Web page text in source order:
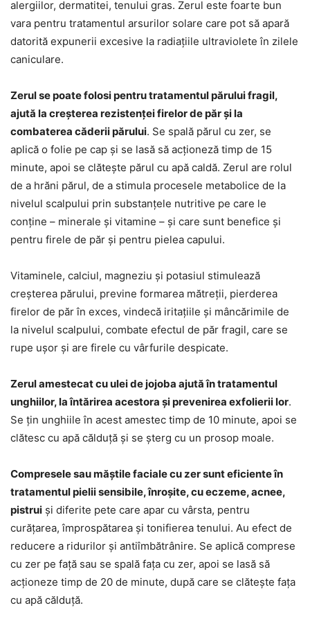
alergiilor, dermatitei, tenului gras. Zerul este foarte bun
vara pentru tratamentul arsurilor solare care pot să apară
datorită expunerii excesive la radiațiile ultraviolete în zilele
caniculare.
Zerul se poate folosi pentru tratamentul părului fragil,
ajută la creșterea rezistenței firelor de păr și la
combaterea căderii părului. Se spală părul cu zer, se
aplică o folie pe cap și se lasă să acționeză timp de 15
minute, apoi se clătește părul cu apă caldă. Zerul are rolul
de a hrăni părul, de a stimula procesele metabolice de la
nivelul scalpului prin substanțele nutritive pe care le
conține – minerale și vitamine – și care sunt benefice și
pentru firele de păr și pentru pielea capului.
Vitaminele, calciul, magneziu și potasiul stimulează
creșterea părului, previne formarea mătreții, pierderea
firelor de păr în exces, vindecă iritațiile și mâncărimile de
la nivelul scalpului, combate efectul de păr fragil, care se
rupe ușor și are firele cu vârfurile despicate.
Zerul amestecat cu ulei de jojoba ajută în tratamentul
unghiilor, la întărirea acestora și prevenirea exfolierii lor.
Se țin unghiile în acest amestec timp de 10 minute, apoi se
clătesc cu apă călduță și se șterg cu un prosop moale.
Compresele sau măștile faciale cu zer sunt eficiente în
tratamentul pielii sensibile, înroșite, cu eczeme, acnee,
pistrui și diferite pete care apar cu vârsta, pentru
curățarea, împrospătarea și tonifierea tenului. Au efect de
reducere a ridurilor și antiîmbătrânire. Se aplică comprese
cu zer pe față sau se spală fața cu zer, apoi se lasă să
acționeze timp de 20 de minute, după care se clătește fața
cu apă călduță.